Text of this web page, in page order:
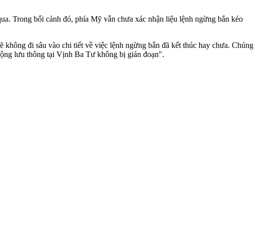
Trong bối cảnh đó, phía Mỹ vẫn chưa xác nhận liệu lệnh ngừng bắn kéo
đi sâu vào chi tiết về việc lệnh ngừng bắn đã kết thúc hay chưa. Chúng
lưu thông tại Vịnh Ba Tư không bị gián đoạn".